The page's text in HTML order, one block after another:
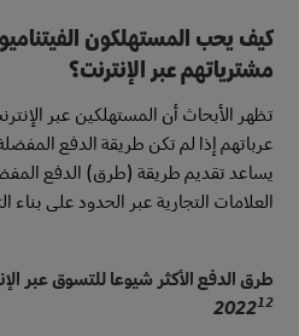
كيف يحب المستهلكون
مشترياتهم عبر الإنترنت؟
تظهر الأبحاث أن المستهلكين عبر
عرباتهم إذا لم تكن طريقة الدفع
يساعد تقديم طريقة (طرق) الدفع
العلامات التجارية عبر الحدود على بناء
طرق الدفع الأكثر شيوعا للتسوق عبر
202212